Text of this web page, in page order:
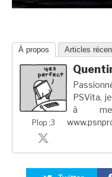
À propos Articles
Plop ;3
PSVita,
à